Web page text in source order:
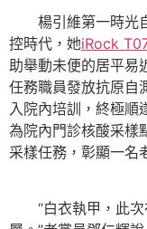
楊引維第一時光自
控時代，她iRock
助舉動未便的居平易
任務職員發放抗原自
入院內培訓，終極順
為院內門診核酸采樣
采樣任務，彰顯一名
“白衣執甲，此次